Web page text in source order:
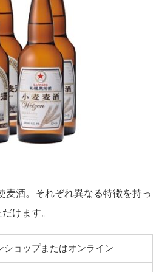
麦酒。それぞれ異なる特徴を持っ
けます。
ショップまたはオンライン